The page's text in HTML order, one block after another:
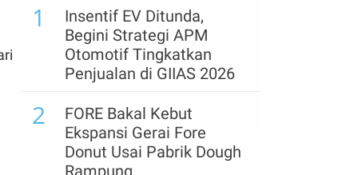
1
Insentif EV Ditunda,
Begini Strategi APM
Otomotif Tingkatkan
Penjualan di GIIAS 2026
2
FORE Bakal Kebut
Ekspansi Gerai Fore
Donut Usai Pabrik Dough
Rampung